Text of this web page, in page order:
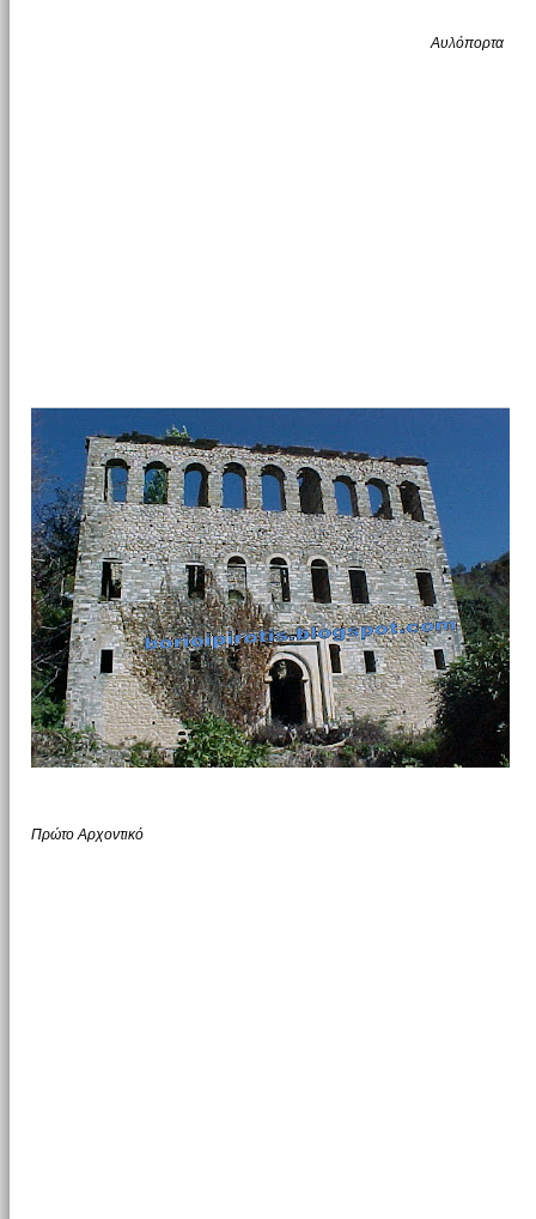
Αυλόπορτα
Πρώτο Αρχοντικό